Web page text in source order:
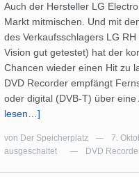
Auch der Hersteller LG
Markt mitmischen. Und mit
des Verkaufsschlagers LG
Vision gut getestet) hat der
Chancen wieder einen Hit zu
DVD Recorder empfängt
oder digital (DVB-T) über eine
lesen…]
von Der Speicherplatz — 7.
ausgeschaltet
— DVD